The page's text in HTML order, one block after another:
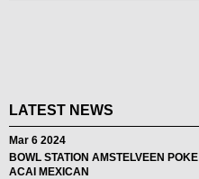
LATEST NEWS
Mar 6 2024
BOWL STATION AMSTELVEEN POKE
ACAI MEXICAN